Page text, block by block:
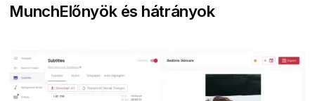
MunchElőnyök és hátrányok